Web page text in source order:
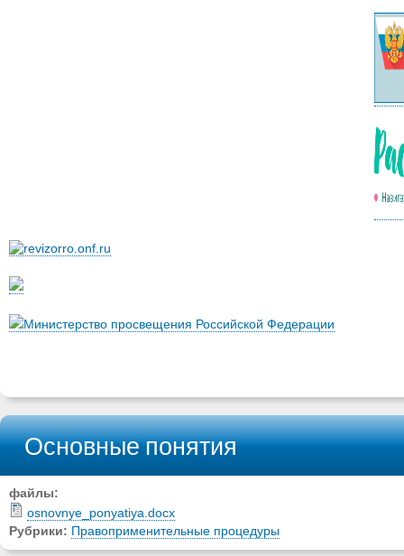
Министерство просвещения Российской Федерации
Основные понятия
файлы:
osnovnye_ponyatiya.docx
Рубрики: Правоприменительные процедуры